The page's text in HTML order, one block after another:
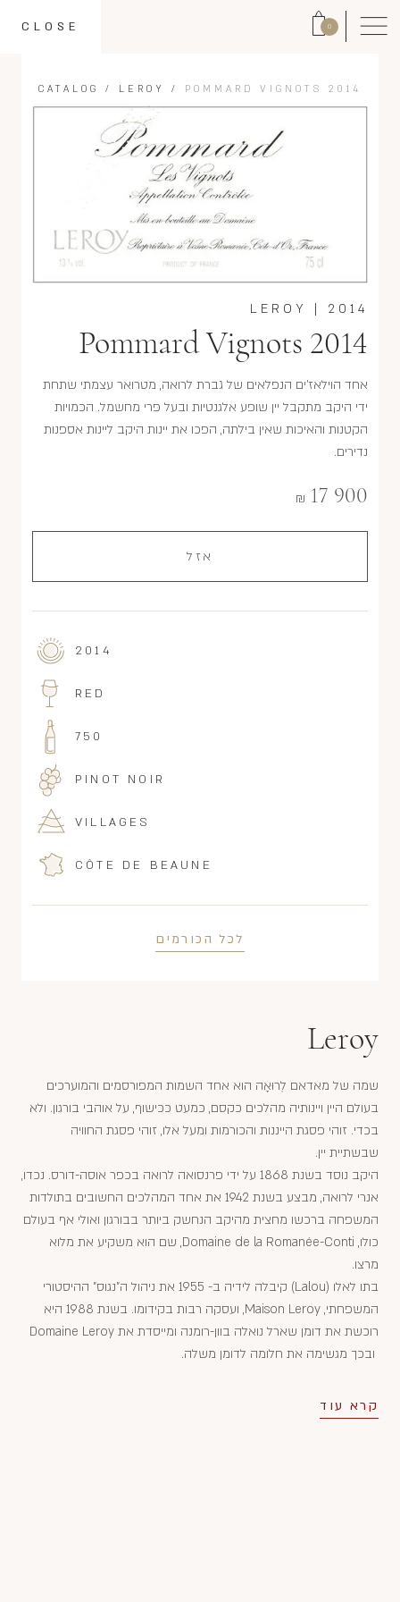
0
CLOSE
CATALOG / LEROY / POMMARD VIGNOTS 2014
2014
LEROY
Pommard Vignots 2014
אחד הוילאז'ים הנפלאים של גברת לרואה, מטרואר עצמתי שתחת
ידי היקב מתקבל יין שופע אלגנטיות ובעל פרי מחשמל. הכמויות
הקטנות והאיכות שאין בילתה, הפכו את יינות היקב ליינות אספנות
נדירים.
17 900
₪
אזל
2014
RED
750
PINOT NOIR
VILLAGES
CÔTE DE BEAUNE
לכל הכורמים
Leroy
שמה של מאדאם לֶרוּאָה הוא אחד השמות המפורסמים והמוערכים
בעולם היין ויינותיה מהלכים כקסם, כמעט ככישוף, על אוהבי בורגון. ולא
בכדי. זוהי פסגת הייננות והכורמות ומעל אלו, זוהי פסגת החוויה
שבשתיית יין.
היקב נוסד בשנת 1868 על ידי פרנסואה לרואה בכפר אוסה-דורס. נכדו,
אנרי לרואה, מבצע בשנת 1942 את אחד המהלכים החשובים בתולדות
המשפחה ברכשו מחצית מהיקב הנחשק ביותר בבורגון ואולי אף בעולם
כולו, Domaine de la Romanée-Conti, שם הוא משקיע את מלוא
מרצו.
בתו לאלו (Lalou) קיבלה לידיה ב- 1955 את ניהול ה"נגוס" ההיסטורי
המשפחתי, Maison Leroy, ועסקה רבות בקידומו. בשנת 1988 היא
רוכשת את דומן שארל נואלה בוון-רומנה ומייסדת את Domaine Leroy
ובכך מגשימה את חלומה לדומן משלה.
קרא עוד